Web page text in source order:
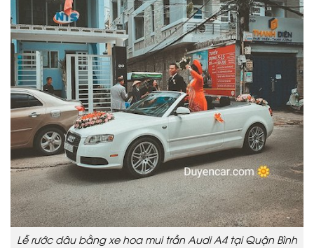
Lễ rước dâu bằng xe hoa mui trần Audi A4 tại Quận Bình